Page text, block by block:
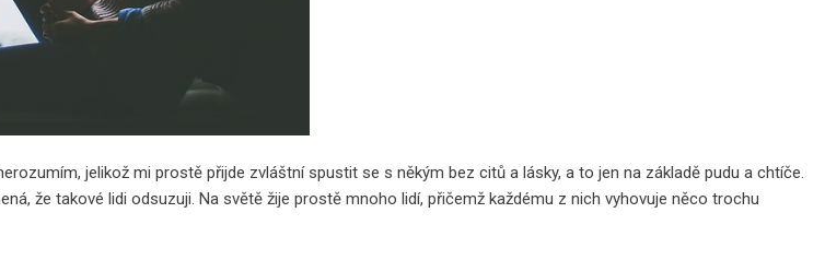
jelikož mi prostě přijde zvláštní spustit se s někým bez citů a lásky, a to jen na základě pudu a chtíče.
že takové lidi odsuzuji. Na světě žije prostě mnoho lidí, přičemž každému z nich vyhovuje něco trochu